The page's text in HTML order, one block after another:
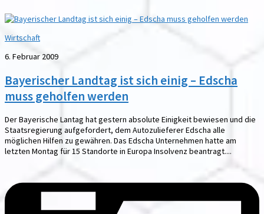
Wirtschaft
6. Februar 2009
Bayerischer Landtag ist sich einig – Edscha
muss geholfen werden
Der Bayerische Lantag hat gestern absolute Einigkeit bewiesen und die
Staatsregierung aufgefordert, dem Autozulieferer Edscha alle
möglichen Hilfen zu gewähren. Das Edscha Unternehmen hatte am
letzten Montag für 15 Standorte in Europa Insolvenz beantragt....